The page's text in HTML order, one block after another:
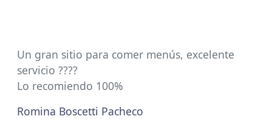
Un gran sitio para comer menús, excelente
servicio ????
Lo recomiendo 100%
Romina Boscetti Pacheco